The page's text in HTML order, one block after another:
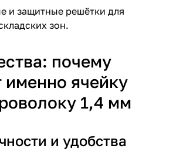
и защитные решётки для
зон.
почему
ячейку
1,4 мм
и удобства